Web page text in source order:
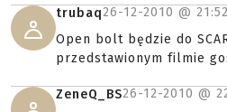
trubaq26-12-2010 @ 21:52
Open bolt będzie do
przedstawionym filmie
ZeneQ_BS26-12-2010 @